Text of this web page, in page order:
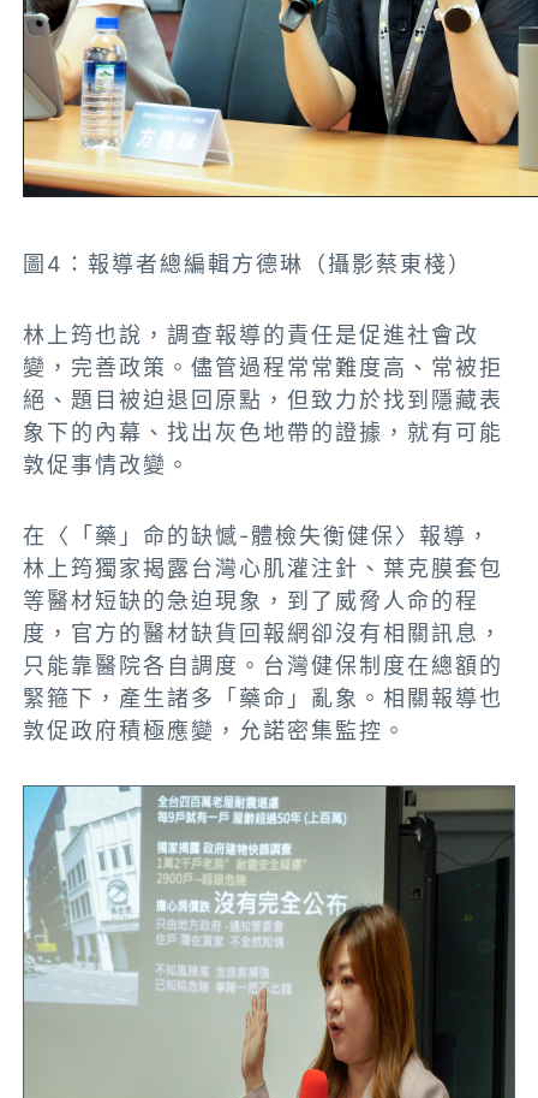
圖4：報導者總編輯方德琳（攝影蔡東棧）
林上筠也說，調查報導的責任是促進社會改
變，完善政策。儘管過程常常難度高、常被拒
絕、題目被迫退回原點，但致力於找到隱藏表
象下的內幕、找出灰色地帶的證據，就有可能
敦促事情改變。
在〈「藥」命的缺憾-體檢失衡健保〉報導，
林上筠獨家揭露台灣心肌灌注針、葉克膜套包
等醫材短缺的急迫現象，到了威脅人命的程
度，官方的醫材缺貨回報網卻沒有相關訊息，
只能靠醫院各自調度。台灣健保制度在總額的
緊箍下，產生諸多「藥命」亂象。相關報導也
敦促政府積極應變，允諾密集監控。